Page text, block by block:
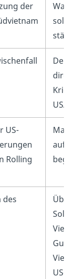
der
Der
USA.
US-
Rolling
auf
des
Über
US-